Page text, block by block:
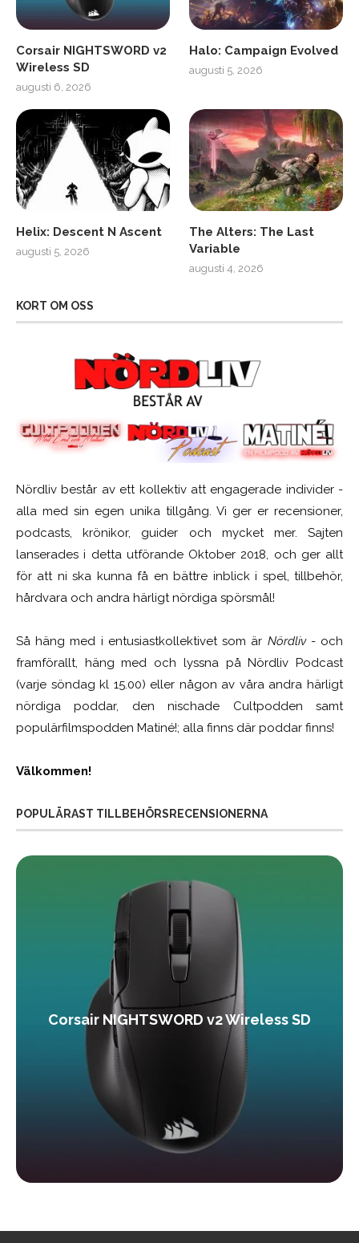
Corsair NIGHTSWORD v2
Wireless SD
augusti 6, 2026
Halo: Campaign Evolved
augusti 5, 2026
Helix: Descent N Ascent
augusti 5, 2026
The Alters: The Last
Variable
augusti 4, 2026
KORT OM OSS
Nördliv består av ett kollektiv att engagerade individer -
alla med sin egen unika tillgång. Vi ger er recensioner,
podcasts, krönikor, guider och mycket mer. Sajten
lanserades i detta utförande Oktober 2018, och ger allt
för att ni ska kunna få en bättre inblick i spel, tillbehör,
hårdvara och andra härligt nördiga spörsmål!
Så häng med i entusiastkollektivet som är Nördliv- och
framförallt, häng med och lyssna på Nördliv Podcast
(varje söndag kl 15.00) eller någon av våra andra härligt
nördiga poddar, den nischade Cultpodden samt
populärfilmspodden Matiné!; alla finns där poddar finns!
Välkommen!
POPULÄRAST TILLBEHÖRSRECENSIONERNA
Corsair NIGHTSWORD v2 Wireless SD